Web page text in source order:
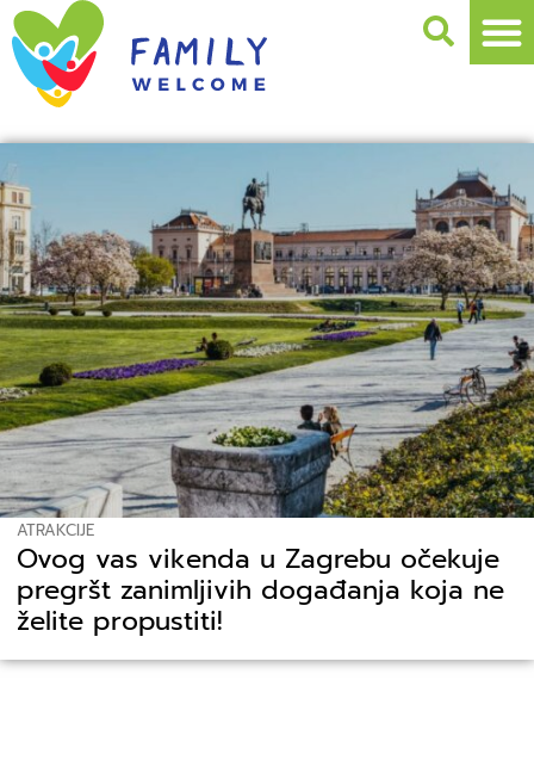
ATRAKCIJE
Ovog vas vikenda u Zagrebu očekuje
pregršt zanimljivih događanja koja ne
želite propustiti!